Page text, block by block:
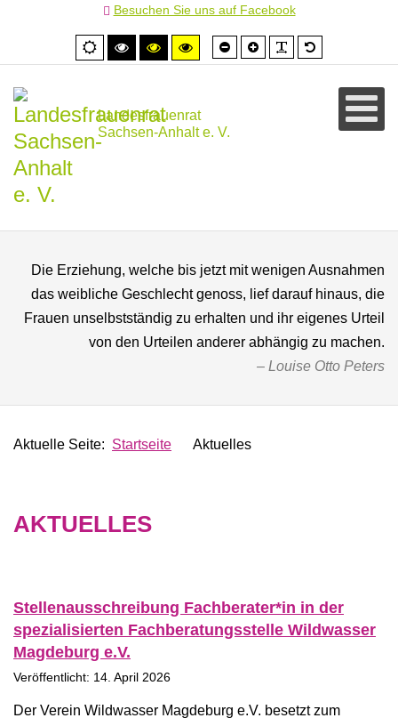
Besuchen Sie uns auf Facebook
Normale
Ansicht
Hoher
Kontrast
Hoher
Kontrast
Hoher
Kontrast
Schrift
kleiner
Schrift
größer
Landesfrauenrat
Sachsen-Anhalt e. V.
Die Erziehung, welche bis jetzt mit wenigen Ausnahmen
das weibliche Geschlecht genoss, lief darauf hinaus, die
Frauen unselbstständig zu erhalten und ihr eigenes Urteil
von den Urteilen anderer abhängig zu machen.
Louise Otto Peters
Aktuelle Seite: Startseite Aktuelles
AKTUELLES
Stellenausschreibung Fachberater*in in der
spezialisierten Fachberatungsstelle Wildwasser
Magdeburg e.V.
Veröffentlicht: 14. April 2026
Der Verein Wildwasser Magdeburg e.V. besetzt zum